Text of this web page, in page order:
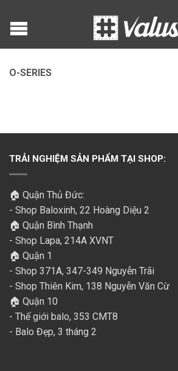
O-SERIES
TRẢI NGHIỆM SẢN PHẨM TẠI SHOP:
🏠 Quận Thủ Đức:
- Shop Baloxinh, 22 Hoàng Diệu 2
🏠 Quận Bình Thạnh
- Shop Lapa, 214A XVNT
🏠 Quận 1
- Shop 371A, 347-349 Nguyễn Trãi
- Shop Thiên Kim, 138 Nguyễn Văn Cừ
🏠 Quận 10
- Thế giới balo, 353 CMT8
- Balo Đẹp, 3 tháng 2